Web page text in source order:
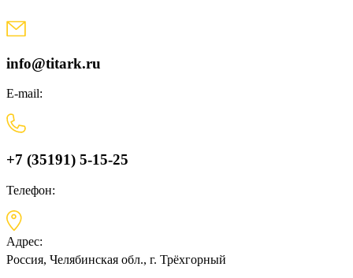
to
content
info@titark.ru
E-mail:
+7 (35191) 5-15-25
Телефон:
Адрес:
Россия, Челябинская обл., г. Трёхгорный